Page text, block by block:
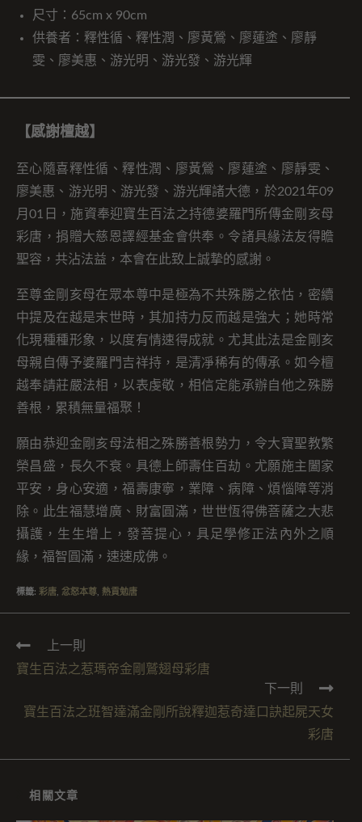
尺寸：65cm x 90cm
供養者：釋性循、釋性潤、廖黃鶯、廖蓮塗、廖靜
雯、廖美惠、游光明、游光發、游光輝
【感謝檀越】
至心隨喜釋性循、釋性潤、廖黃鶯、廖蓮塗、廖靜雯、
廖美惠、游光明、游光發、游光輝諸大德，於2021年09
月01日，施資奉迎寶生百法之持德婆羅門所傳金剛亥母
彩唐，捐贈大慈恩譯經基金會供奉。令諸具緣法友得瞻
聖容，共沾法益，本會在此致上誠摯的感謝。
至尊金剛亥母在眾本尊中是極為不共殊勝之依怙，密續
中提及在越是末世時，其加持力反而越是強大；她時常
化現種種形象，以度有情速得成就。尤其此法是金剛亥
母親自傳予婆羅門吉祥持，是清凈稀有的傳承。如今檀
越奉請莊嚴法相，以表虔敬，相信定能承辦自他之殊勝
善根，累積無量福聚！
願由恭迎金剛亥母法相之殊勝善根勢力，令大寶聖教繁
榮昌盛，長久不衰。具德上師壽住百劫。尤願施主闔家
平安，身心安適，福壽康寧，業障、病障、煩惱障等消
除。此生福慧增廣、財富圓滿，世世恆得佛菩薩之大悲
攝護，生生增上，發菩提心，具足學修正法內外之順
緣，福智圓滿，速速成佛。
標籤: 彩唐 忿怒本尊 熱貢勉唐
上一則
寶生百法之惹瑪帝金剛鷲翅母彩唐
下一則
寶生百法之班智達滿金剛所說釋迦惹奇達口訣起屍天女
彩唐
相關文章